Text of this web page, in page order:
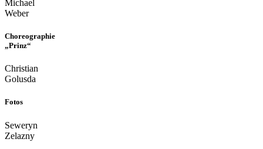
Michael
Weber
Choreographie
„Prinz“
Christian
Golusda
Fotos
Seweryn
Zelazny